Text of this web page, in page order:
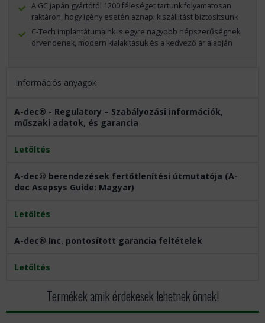
A GC japán gyártótól 1200 féleséget tartunk folyamatosan
raktáron, hogy igény esetén aznapi kiszállítást biztosítsunk
C-Tech implantátumaink is egyre nagyobb népszerűségnek
örvendenek, modern kialakításuk és a kedvező ár alapján
Információs anyagok
A-dec® - Regulatory – Szabályozási információk,
műszaki adatok, és garancia
Letöltés
A-dec® berendezések fertőtlenítési útmutatója (A-
dec Asepsys Guide: Magyar)
Letöltés
A-dec® Inc. pontosított garancia feltételek
Letöltés
Termékek amik érdekesek lehetnek önnek!